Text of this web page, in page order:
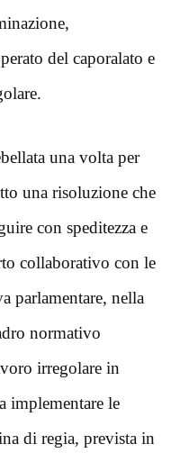
del caporalato e
una volta per
una risoluzione che
con speditezza e
collaborativo con le
parlamentare, nella
normativo
irregolare in
implementare le
di regia, prevista in